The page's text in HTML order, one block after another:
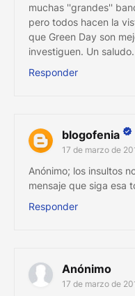
muchas ''grandes''
pero todos hacen la
que Green Day son
investiguen. Un saludo.
Responder
blogofenia
17 de marzo de
Anónimo; los insultos
mensaje que siga esa
Responder
Anónimo
17 de marzo de